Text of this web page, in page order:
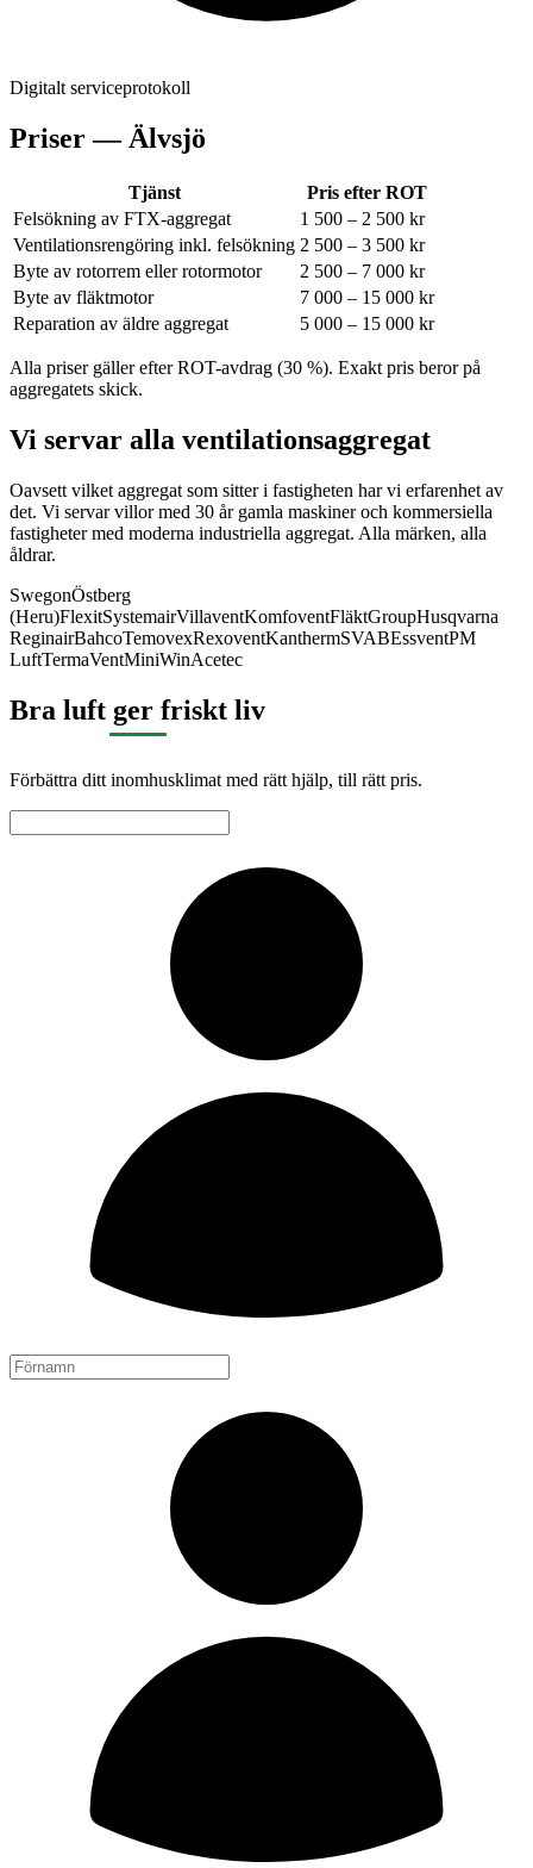
Digitalt serviceprotokoll
Priser — Älvsjö
Tjänst
Pris efter ROT
Felsökning av FTX-aggregat
1 500 – 2 500 kr
Ventilationsrengöring inkl. felsökning 2 500 – 3 500 kr
Byte av rotorrem eller rotormotor
2 500 – 7 000 kr
Byte av fläktmotor
7 000 – 15 000 kr
Reparation av äldre aggregat
5 000 – 15 000 kr
Alla priser gäller efter ROT-avdrag (30 %). Exakt pris beror på
aggregatets skick.
Vi servar alla ventilationsaggregat
Oavsett vilket aggregat som sitter i fastigheten har vi erfarenhet av
det. Vi servar villor med 30 år gamla maskiner och kommersiella
fastigheter med moderna industriella aggregat. Alla märken, alla
åldrar.
SwegonÖstberg
(Heru)FlexitSystemairVillaventKomfoventFläktGroupHusqvarna
ReginairBahcoTemovexRexoventKanthermSVABEssventPM
LuftTermaVentMiniWinAcetec
Bra luft ger friskt liv
Förbättra ditt inomhusklimat med rätt hjälp, till rätt pris.